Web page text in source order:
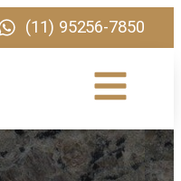
(11) 95256-7850